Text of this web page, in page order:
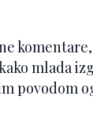
komentare,
mlada
povodom